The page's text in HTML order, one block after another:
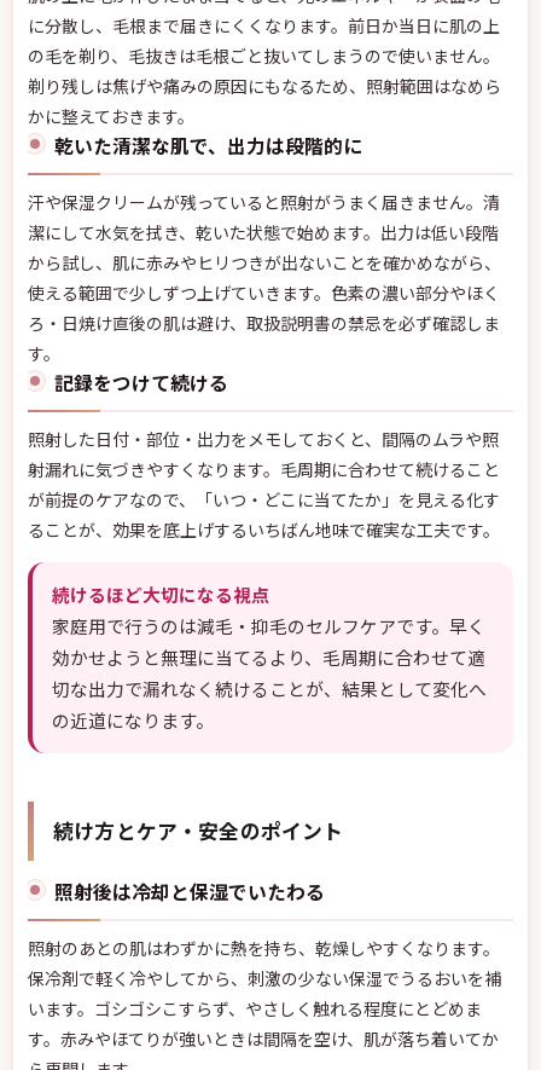
に分散し、毛根まで届きにくくなります。前日か当日に肌の上
の毛を剃り、毛抜きは毛根ごと抜いてしまうので使いません。
剃り残しは焦げや痛みの原因にもなるため、照射範囲はなめら
かに整えておきます。
乾いた清潔な肌で、出力は段階的に
汗や保湿クリームが残っていると照射がうまく届きません。清
潔にして水気を拭き、乾いた状態で始めます。出力は低い段階
から試し、肌に赤みやヒリつきが出ないことを確かめながら、
使える範囲で少しずつ上げていきます。色素の濃い部分やほく
ろ・日焼け直後の肌は避け、取扱説明書の禁忌を必ず確認しま
す。
記録をつけて続ける
照射した日付・部位・出力をメモしておくと、間隔のムラや照
射漏れに気づきやすくなります。毛周期に合わせて続けること
が前提のケアなので、「いつ・どこに当てたか」を見える化す
ることが、効果を底上げするいちばん地味で確実な工夫です。
続けるほど大切になる視点
家庭用で行うのは減毛・抑毛のセルフケアです。早く
効かせようと無理に当てるより、毛周期に合わせて適
切な出力で漏れなく続けることが、結果として変化へ
の近道になります。
続け方とケア・安全のポイント
照射後は冷却と保湿でいたわる
照射のあとの肌はわずかに熱を持ち、乾燥しやすくなります。
保冷剤で軽く冷やしてから、刺激の少ない保湿でうるおいを補
います。ゴシゴシこすらず、やさしく触れる程度にとどめま
す。赤みやほてりが強いときは間隔を空け、肌が落ち着いてか